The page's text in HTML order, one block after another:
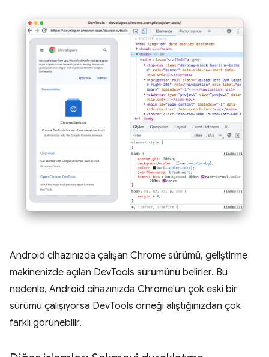
Android cihazınızda çalışan Chrome sürümü, geliştirme
makinenizde açılan DevTools sürümünü belirler. Bu
nedenle, Android cihazınızda Chrome'un çok eski bir
sürümü çalışıyorsa DevTools örneği alıştığınızdan çok
farklı görünebilir.